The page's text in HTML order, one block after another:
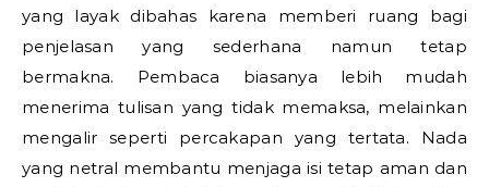
yang layak dibahas karena memberi ruang bagi
penjelasan yang sederhana namun tetap
bermakna. Pembaca biasanya lebih mudah
menerima tulisan yang tidak memaksa, melainkan
mengalir seperti percakapan yang tertata. Nada
yang netral membantu menjaga isi tetap aman dan